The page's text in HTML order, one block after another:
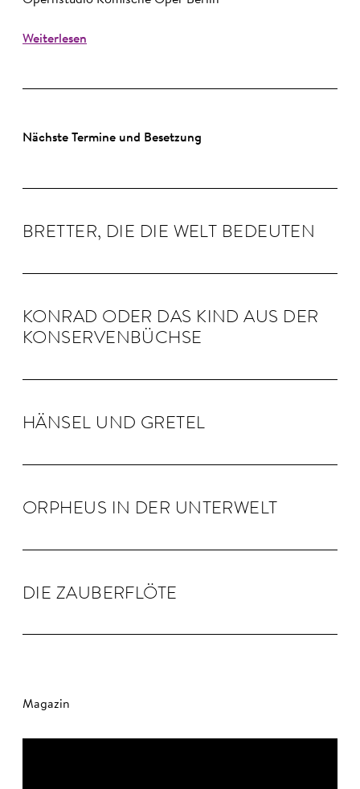
Weiterlesen
Nächste Termine und Besetzung
BRETTER, DIE DIE WELT BE­DEUTEN
KON­RAD ODER DAS KIND AUS DER
KON­SER­VEN­BÜCHSE
HÄNSEL UND GRE­TEL
OR­PHEUS IN DER UN­TER­WELT
DIE ZAU­BER­FLÖTE
Magazin